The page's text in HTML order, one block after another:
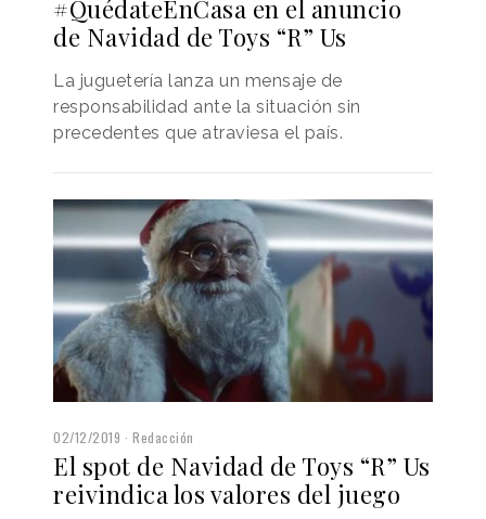
#QuédateEnCasa en el anuncio
de Navidad de Toys “R” Us
La juguetería lanza un mensaje de
responsabilidad ante la situación sin
precedentes que atraviesa el país.
02/12/2019 Redacción
El spot de Navidad de Toys “R” Us
reivindica los valores del juego